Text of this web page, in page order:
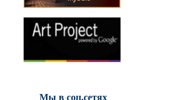
Мы в соц.сетях